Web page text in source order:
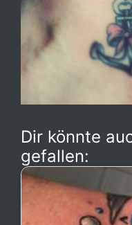
Dir könnte
gefallen: